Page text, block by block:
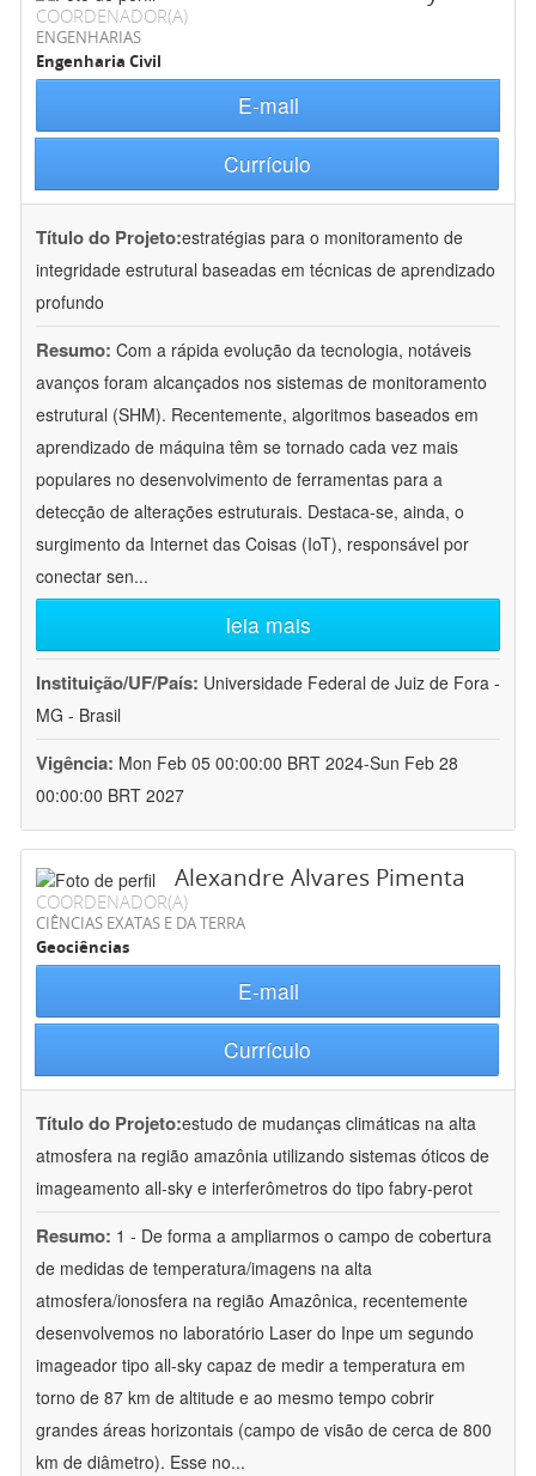
COORDENADOR(A)
ENGENHARIAS
Engenharia Civil
E-mail
Currículo
Título do Projeto:estratégias para o monitoramento de
integridade estrutural baseadas em técnicas de aprendizado
profundo
Resumo: Com a rápida evolução da tecnologia, notáveis
avanços foram alcançados nos sistemas de monitoramento
estrutural (SHM). Recentemente, algoritmos baseados em
aprendizado de máquina têm se tornado cada vez mais
populares no desenvolvimento de ferramentas para a
detecção de alterações estruturais. Destaca-se, ainda, o
surgimento da Internet das Coisas (IoT), responsável por
conectar sen...
leia mais
Instituição/UF/País: Universidade Federal de Juiz de Fora -
MG - Brasil
Vigência: Mon Feb 05 00:00:00 BRT 2024-Sun Feb 28
00:00:00 BRT 2027
Alexandre Alvares Pimenta
COORDENADOR(A)
CIÊNCIAS EXATAS E DA TERRA
Geociências
E-mail
Currículo
Título do Projeto:estudo de mudanças climáticas na alta
atmosfera na região amazônia utilizando sistemas óticos de
imageamento all-sky e interferômetros do tipo fabry-perot
Resumo: 1 - De forma a ampliarmos o campo de cobertura
de medidas de temperatura/imagens na alta
atmosfera/ionosfera na região Amazônica, recentemente
desenvolvemos no laboratório Laser do Inpe um segundo
imageador tipo all-sky capaz de medir a temperatura em
torno de 87 km de altitude e ao mesmo tempo cobrir
grandes áreas horizontais (campo de visão de cerca de 800
km de diâmetro). Esse no...